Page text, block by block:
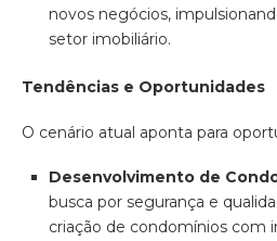
novos negócios,
setor imobiliário.
Tendências e Oportunidades
O cenário atual aponta para
Desenvolvimento de
busca por segurança e
criação de condomínios com